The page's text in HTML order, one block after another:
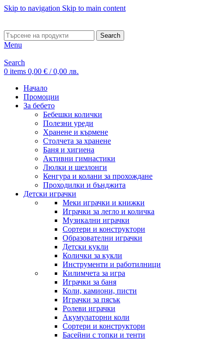
Skip to navigation Skip to main content
Search
Menu
Search
0 items 0,00 € / 0,00 лв.
Начало
Промоции
За бебето
Бебешки колички
Полезни уреди
Хранене и кърмене
Столчета за хранене
Баня и хигиена
Активни гимнастики
Люлки и шезлонги
Кенгура и колани за прохождане
Проходилки и бънджита
Детски играчки
Меки играчки и книжки
Играчки за легло и количка
Музикални играчки
Сортери и конструктори
Образователни играчки
Детски кукли
Колички за кукли
Инструменти и работилници
Килимчета за игра
Играчки за баня
Коли, камиони, писти
Играчки за пясък
Ролеви играчки
Акумулаторни коли
Сортери и конструктори
Басейни с топки и тенти